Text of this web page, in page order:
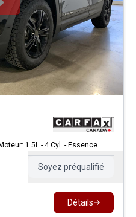
1.5L - 4 Cyl. - Essence
Soyez préqualifié
Détails